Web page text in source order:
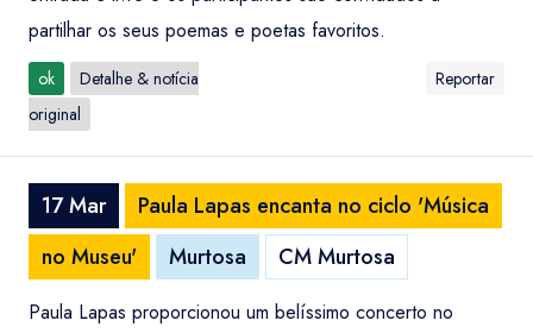
partilhar os seus poemas e poetas favoritos.
ok
Detalhe & notícia
original
Reportar
17 Mar
Paula Lapas encanta no ciclo 'Música
no Museu'
Murtosa CM Murtosa
Paula Lapas proporcionou um belíssimo concerto no